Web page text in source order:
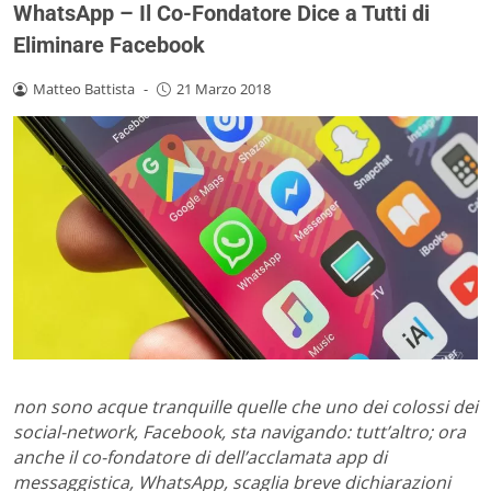
WhatsApp – Il Co-Fondatore Dice a Tutti di
Eliminare Facebook
Matteo Battista - 21 Marzo 2018
non sono acque tranquille quelle che uno dei colossi dei
social-network, Facebook, sta navigando: tutt’altro; ora
anche il co-fondatore di dell’acclamata app di
messaggistica, WhatsApp, scaglia breve dichiarazioni